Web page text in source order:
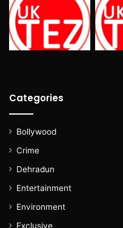
Categories
Bollywood
Crime
Dehradun
Entertainment
Environment
Exclusive